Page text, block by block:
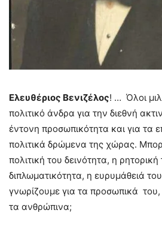
Ελευθέριος Βενιζέλος! … Όλοι
πολιτικό άνδρα για την διεθνή
έντονη προσωπικότητα και για τα
πολιτικά δρώμενα της χώρας.
πολιτική του δεινότητα, η ρητορική
διπλωματικότητα, η ευρυμάθειά
γνωρίζουμε για τα προσωπικά του,
τα ανθρώπινα;